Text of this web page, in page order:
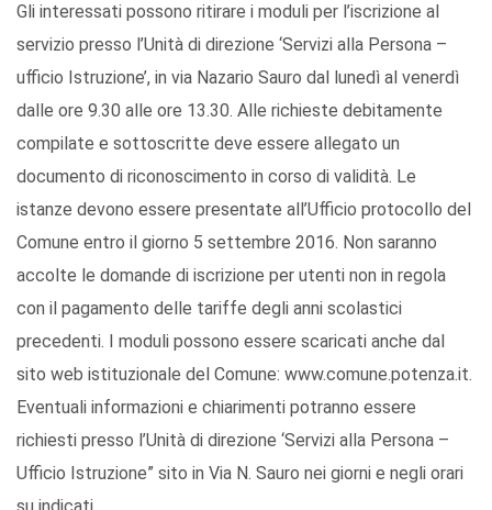
Gli interessati possono ritirare i moduli per l’iscrizione al
servizio presso l’Unità di direzione ‘Servizi alla Persona –
ufficio Istruzione’, in via Nazario Sauro dal lunedì al venerdì
dalle ore 9.30 alle ore 13.30. Alle richieste debitamente
compilate e sottoscritte deve essere allegato un
documento di riconoscimento in corso di validità. Le
istanze devono essere presentate all’Ufficio protocollo del
Comune entro il giorno 5 settembre 2016. Non saranno
accolte le domande di iscrizione per utenti non in regola
con il pagamento delle tariffe degli anni scolastici
precedenti. I moduli possono essere scaricati anche dal
sito web istituzionale del Comune: www.comune.potenza.it.
Eventuali informazioni e chiarimenti potranno essere
richiesti presso l’Unità di direzione ‘Servizi alla Persona –
Ufficio Istruzione” sito in Via N. Sauro nei giorni e negli orari